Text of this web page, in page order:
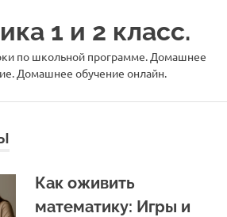
1 и 2 класс.
по школьной программе. Домашнее
Домашнее обучение онлайн.
Как оживить
математику: Игры и